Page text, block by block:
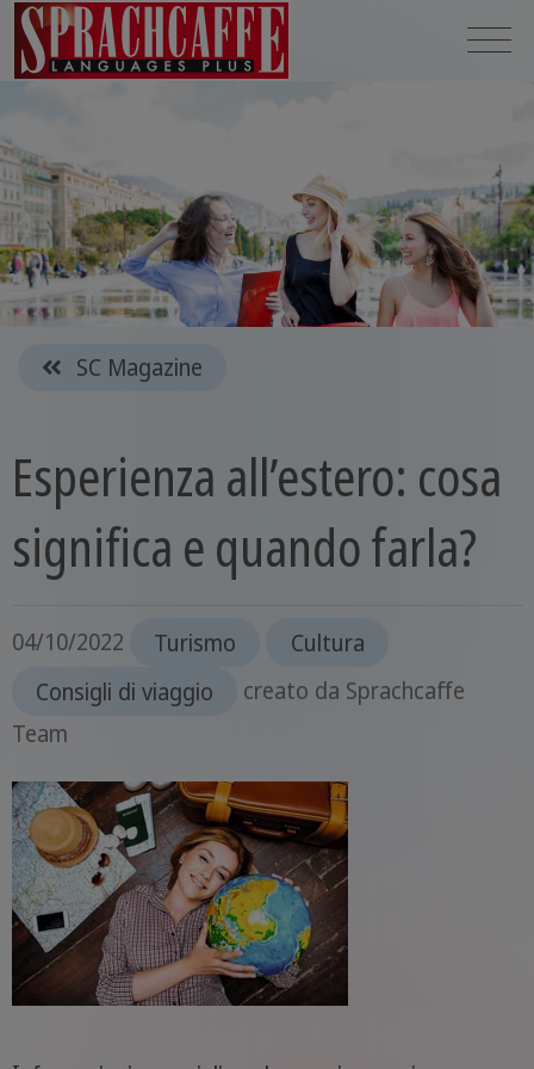
SC Magazine
Esperienza all’estero: cosa
significa e quando farla?
04/10/2022 Turismo
Cultura
Consigli di viaggio
creato da Sprachcaffe
Team